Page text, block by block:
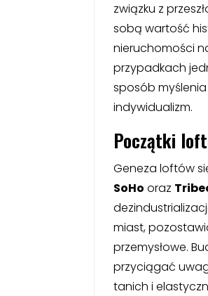
związku z
sobą wartość
nieruchomości
przypadkach
sposób
indywidualizm.
Początki
Geneza loftów
SoHo oraz
miast,
przemysłowe.
przyciągać
tanich i